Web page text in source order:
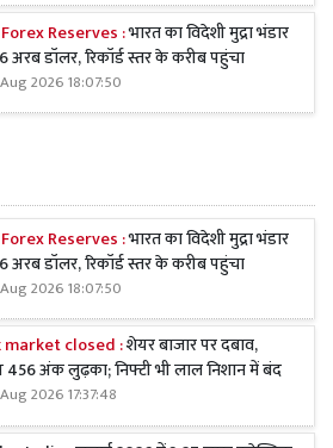
Reserves :भारत का विदेशी मुद्रा भंडार
अरब डॉलर, रिकॉर्ड स्तर के करीब पहुंचा
2026 18:07:50
Reserves :भारत का विदेशी मुद्रा भंडार
अरब डॉलर, रिकॉर्ड स्तर के करीब पहुंचा
2026 18:07:50
market closed :शेयर बाजार पर दबाव,
अंक लुढ़का; निफ्टी भी लाल निशान में बंद
2026 17:37:48